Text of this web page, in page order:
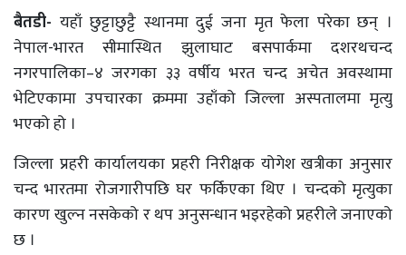
खेलकुद
सूचना/
प्रविधि
पर्यटन
इन्द्रेणी–
विशेष
सूचना/
प्रविधि
पर्यटन
इन्द्रेणी–
बैतडी- यहाँ छुट्टाछुट्टै स्थानमा दुई जना मृत फेला परेका छन् ।
नेपाल-भारत सीमास्थित झुलाघाट बसपार्कमा दशरथचन्द
नगरपालिका–४ जरगका ३३ वर्षीय भरत चन्द अचेत अवस्थामा
भेटिएकामा उपचारका क्रममा उहाँको जिल्ला अस्पतालमा मृत्यु
भएको हो ।
जिल्ला प्रहरी कार्यालयका प्रहरी निरीक्षक योगेश खत्रीका अनुसार
चन्द भारतमा रोजगारीपछि घर फर्किएका थिए । चन्दको मृत्युका
कारण खुल्न नसकेको र थप अनुसन्धान भइरहेको प्रहरीले जनाएको
छ ।